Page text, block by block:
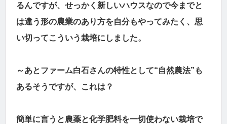
るんですが、せっかく新しいハウスなので今までと
は違う形の農業のあり方を自分もやってみたく、思
い切ってこういう栽培にしました。
～あとファーム白石さんの特性として“自然農法”も
あるそうですが、これは？
簡単に言うと農薬と化学肥料を一切使わない栽培で